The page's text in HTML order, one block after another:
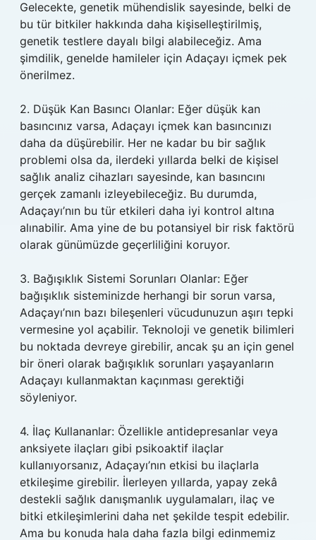
Gelecekte, genetik mühendislik sayesinde, belki de
bu tür bitkiler hakkında daha kişiselleştirilmiş,
genetik testlere dayalı bilgi alabileceğiz. Ama
şimdilik, genelde hamileler için Adaçayı içmek pek
önerilmez.
2. Düşük Kan Basıncı Olanlar: Eğer düşük kan
basıncınız varsa, Adaçayı içmek kan basıncınızı
daha da düşürebilir. Her ne kadar bu bir sağlık
problemi olsa da, ilerdeki yıllarda belki de kişisel
sağlık analiz cihazları sayesinde, kan basıncını
gerçek zamanlı izleyebileceğiz. Bu durumda,
Adaçayı’nın bu tür etkileri daha iyi kontrol altına
alınabilir. Ama yine de bu potansiyel bir risk faktörü
olarak günümüzde geçerliliğini koruyor.
3. Bağışıklık Sistemi Sorunları Olanlar: Eğer
bağışıklık sisteminizde herhangi bir sorun varsa,
Adaçayı’nın bazı bileşenleri vücudunuzun aşırı tepki
vermesine yol açabilir. Teknoloji ve genetik bilimleri
bu noktada devreye girebilir, ancak şu an için genel
bir öneri olarak bağışıklık sorunları yaşayanların
Adaçayı kullanmaktan kaçınması gerektiği
söyleniyor.
4. İlaç Kullananlar: Özellikle antidepresanlar veya
anksiyete ilaçları gibi psikoaktif ilaçlar
kullanıyorsanız, Adaçayı’nın etkisi bu ilaçlarla
etkileşime girebilir. İlerleyen yıllarda, yapay zekâ
destekli sağlık danışmanlık uygulamaları, ilaç ve
bitki etkileşimlerini daha net şekilde tespit edebilir.
Ama bu konuda hala daha fazla bilgi edinmemiz